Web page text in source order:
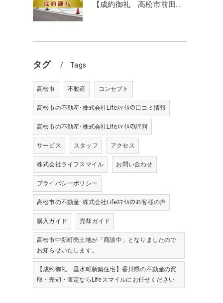
【成約御礼 高松市前田東町新築住宅3号地】香川県の不動産の買取・売却・査定ならLifeスマイルにお任せください
タグ Tags
高松市 不動産 コンセプト
高松市の不動産･株式会社Lifeｽﾏｲﾙの口コミ情報
高松市の不動産･株式会社Lifeｽﾏｲﾙの評判
サービス スタッフ アクセス
株式会社ライフスマイル お問い合わせ
プライバシーポリシー
高松市の不動産･株式会社Lifeｽﾏｲﾙのお客様の声
購入ガイド 売却ガイド
高松市中新町売土地が「商談中」となりましたので
お知らせいたします。
【成約御礼 垂水町新築住宅】香川県の不動産の買
取・売却・査定ならLifeスマイルにお任せください